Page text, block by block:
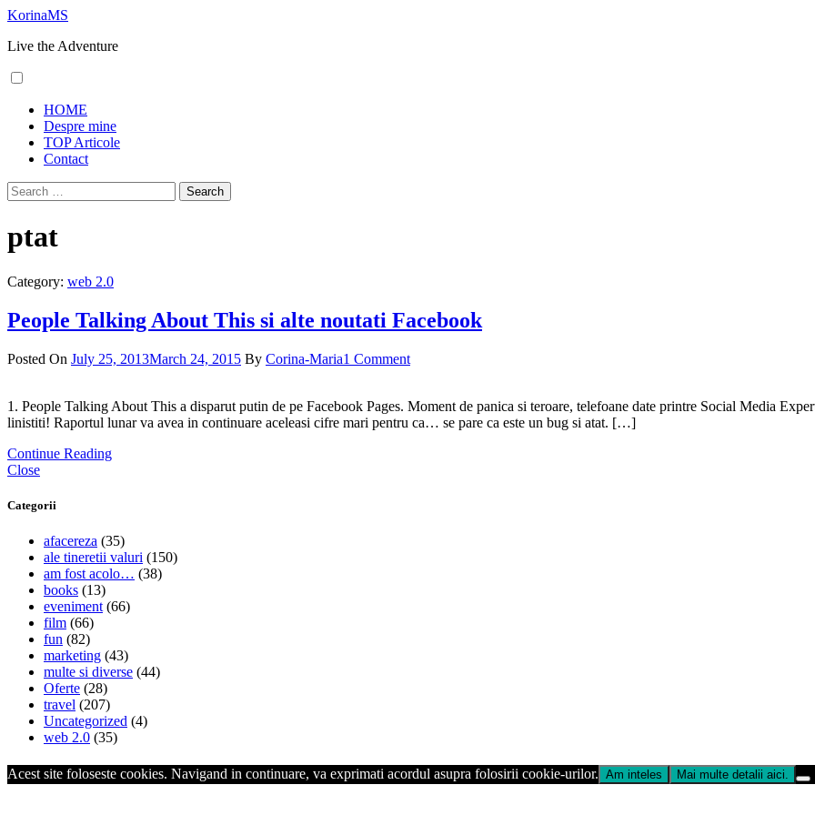
Skip
content
KorinaMS
Live the Adventure
Menu
HOME
Despre mine
TOP Articole
Contact
Search
for:
ptat
Category: web 2.0
People Talking About This si alte noutati Facebook
Posted On July 25, 2013March 24, 2015 By Corina-Maria1 Comment
1. People Talking About This a disparut putin de pe Facebook Pages. Moment de panica si teroare, telefoane date printre Social Media
linistiti! Raportul lunar va avea in continuare aceleasi cifre mari pentru ca… se pare ca este un bug si atat. […]
Continue Reading
Close
Categorii
afacereza (35)
ale tineretii valuri (150)
am fost acolo… (38)
books (13)
eveniment (66)
film (66)
fun (82)
marketing (43)
multe si diverse (44)
Oferte (28)
travel (207)
Uncategorized (4)
web 2.0 (35)
Acest site foloseste cookies. Navigand in continuare, va exprimati acordul asupra folosirii cookie-urilor. Am inteles Mai multe detalii aici.